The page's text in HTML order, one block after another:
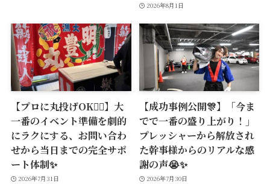
2026年8月1日
【プロに丸投げOK🙆‍♂️】大
一番のイベント準備を劇的
にラクにする、お問い合わ
せから当日までの完全サポ
ート体制✨
2026年7月31日
【成功事例公開🎊】「今ま
でで一番の盛り上がり！」
プレッシャーから解放され
た幹事様からのリアルな感
謝の声😭✨
2026年7月30日